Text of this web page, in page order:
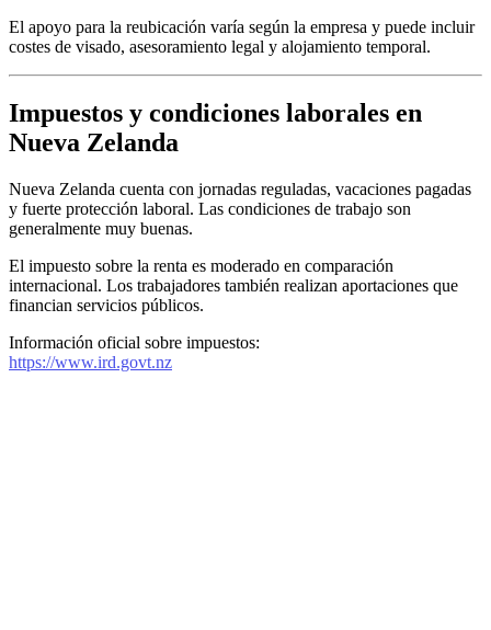
El apoyo para la reubicación varía según la empresa y puede incluir
costes de visado, asesoramiento legal y alojamiento temporal.
Impuestos y condiciones laborales en
Nueva Zelanda
Nueva Zelanda cuenta con jornadas reguladas, vacaciones pagadas
y fuerte protección laboral. Las condiciones de trabajo son
generalmente muy buenas.
El impuesto sobre la renta es moderado en comparación
internacional. Los trabajadores también realizan aportaciones que
financian servicios públicos.
Información oficial sobre impuestos:
https://www.ird.govt.nz